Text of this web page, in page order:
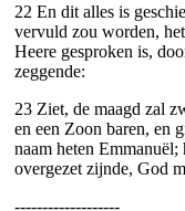
22 En dit alles is
vervuld zou worden,
Heere gesproken is,
zeggende:
23 Ziet, de maagd zal
en een Zoon baren, en
naam heten Emmanuël;
overgezet zijnde, God
-------------------